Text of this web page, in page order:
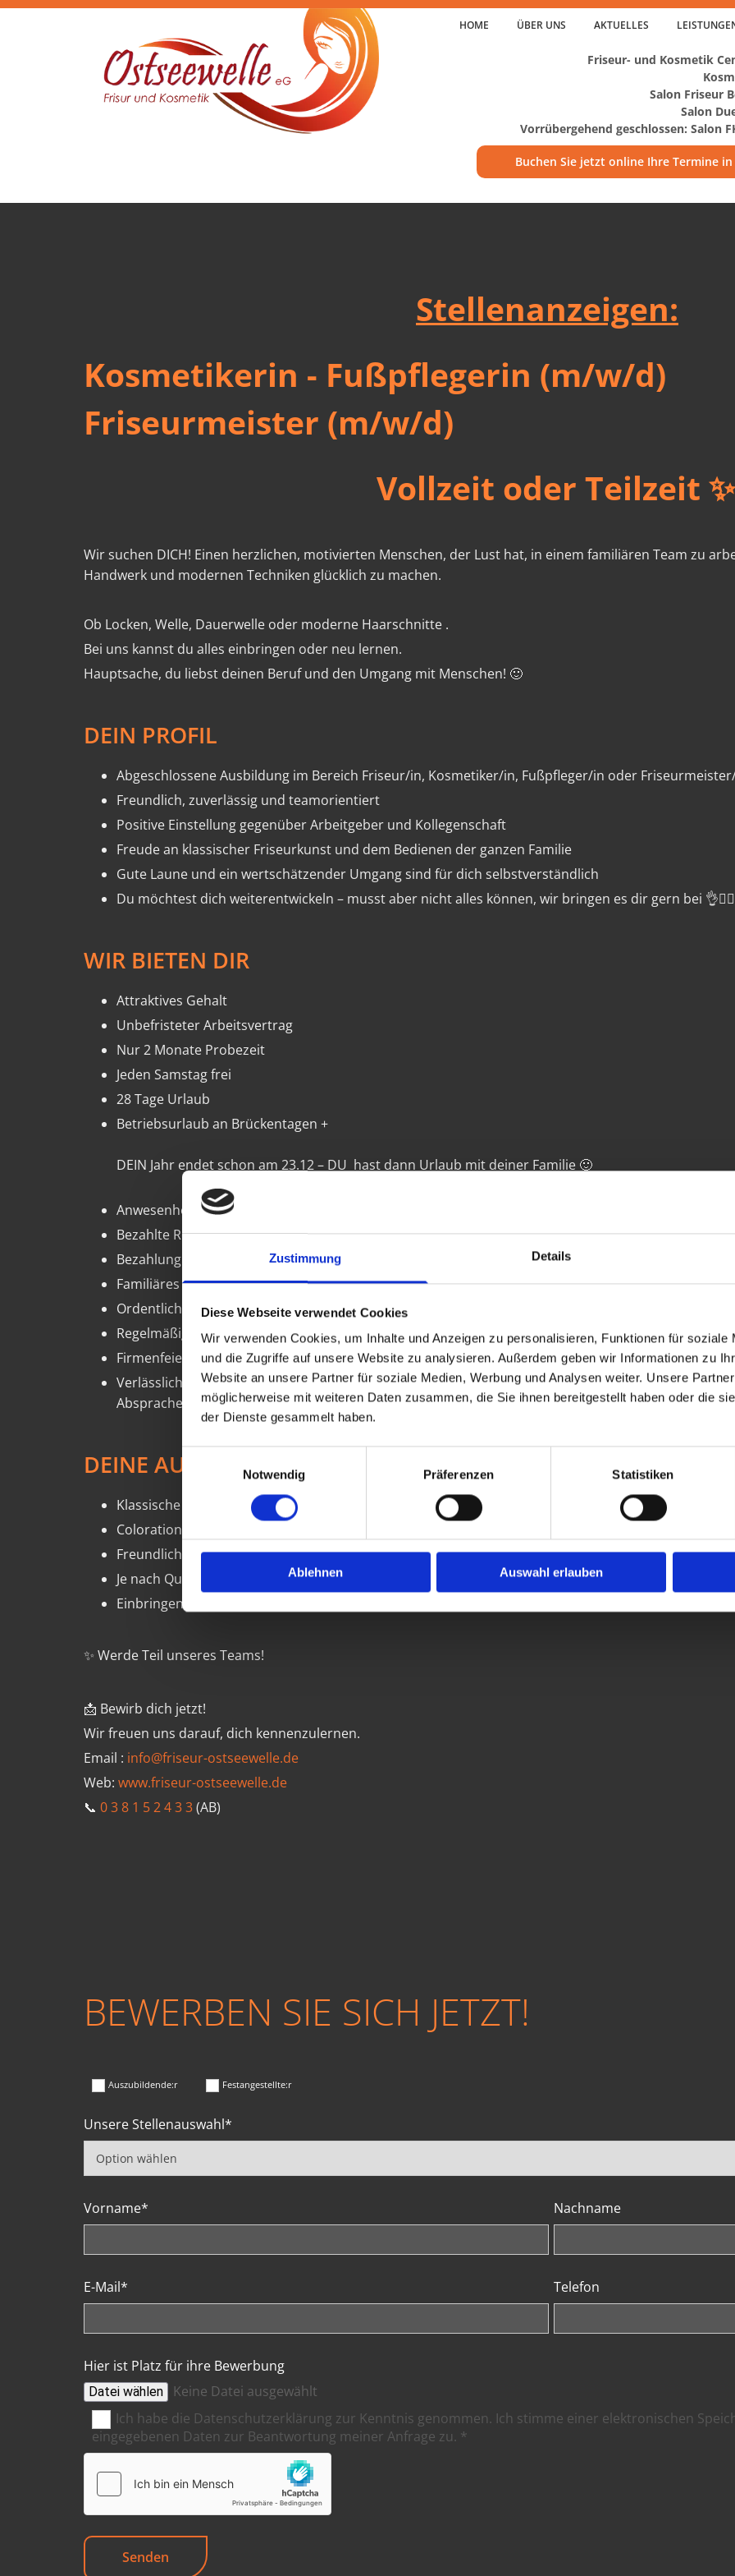
Zustimmung Details
Diese Webseite verwendet Cookies
Wir verwenden Cookies, um Inhalte und Anzeigen zu personalisieren, Funktionen für soziale
und die Zugriffe auf unsere Website zu analysieren. Außerdem geben wir Informationen zu
Website an unsere Partner für soziale Medien, Werbung und Analysen weiter. Unsere
möglicherweise mit weiteren Daten zusammen, die Sie ihnen bereitgestellt haben oder die
der Dienste gesammelt haben.
Einwilligungsauswahl
Notwendig
Präferenzen Statistiken
Ablehnen Auswahl erlauben
HOME ÜBER UNS AKTUELLES
Friseur- und Kosmetik
Salon Friseur
Salon
Vorrübergehend geschlossen: Salon
Buchen Sie jetzt online Ihre Termine
Stellenanzeigen:
Kosmetikerin - Fußpflegerin (m/w/d)
Friseurmeister (m/w/d)
Vollzeit oder Teilzeit ✨
Wir suchen DICH! Einen herzlichen, motivierten Menschen, der Lust hat, in einem familiären Team zu
Handwerk und modernen Techniken glücklich zu machen.
Ob Locken, Welle, Dauerwelle oder moderne Haarschnitte .
Bei uns kannst du alles einbringen oder neu lernen.
Hauptsache, du liebst deinen Beruf und den Umgang mit Menschen! 🙂
DEIN PROFIL
Abgeschlossene Ausbildung im Bereich Friseur/in, Kosmetiker/in, Fußpfleger/in oder
Freundlich, zuverlässig und teamorientiert
Positive Einstellung gegenüber Arbeitgeber und Kollegenschaft
Freude an klassischer Friseurkunst und dem Bedienen der ganzen Familie
Gute Laune und ein wertschätzender Umgang sind für dich selbstverständlich
Du möchtest dich weiterentwickeln – musst aber nicht alles können, wir bringen es dir gern bei
WIR BIETEN DIR
Attraktives Gehalt
Unbefristeter Arbeitsvertrag
Nur 2 Monate Probezeit
Jeden Samstag frei
28 Tage Urlaub
Betriebsurlaub an Brückentagen +
DEIN Jahr endet schon am 23.12 – DU hast dann Urlaub mit deiner Familie 🙂
Anwesenheitsprämie
Bezahlte Reinigungs- und Aufräumzeit ! Du musst NICHT nach Feierabend umsonst arbeiten.
Bezahlung jeder Minute – ja, auch die 10 Minuten vor Ladenöffnung 👍🏻
Familiäres Arbeitsumfeld
Ordentliche und strukturierte Einarbeitung
Regelmäßige Seminare & Weiterbildungen
Firmenfeiern & Team-Events
Verlässlichkeit in jeder Hinsicht! 🍀
Absprachen werden bei uns eingehalten und bleiben nicht nur schöne Worte oder Träume, an die
DEINE AUFGABEN
Klassische und moderne Haarschnitte
Colorationen, Dauerwellen und Stylings
Freundliche, professionelle Kundenbetreuung
Je nach Qualifikation: Kosmetik- oder Fußpflegebehandlungen
Einbringen deiner eigenen Ideen und Stärken
✨ Werde Teil unseres Teams!
📩 Bewirb dich jetzt!
Wir freuen uns darauf, dich kennenzulernen.
Email : info@friseur-ostseewelle.de
Web: www.friseur-ostseewelle.de
📞 0 3 8 1 5 2 4 3 3(AB)
BEWERBEN SIE SICH JETZT!
Auszubildende:r Festangestellte:r
Unsere Stellenauswahl*
Vorname* Nachname
E-Mail* Telefon
Hier ist Platz für ihre Bewerbung
Datei wählen
Keine Datei ausgewählt
Ich habe die Datenschutzerklärung zur Kenntnis genommen. Ich stimme einer elektronischen
eingegebenen Daten zur Beantwortung meiner Anfrage zu. *